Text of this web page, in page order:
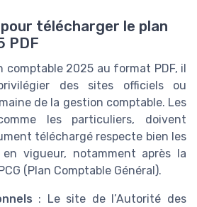
télécharger le plan
PDF
comptable 2025 au format PDF, il
des sites officiels ou
de la gestion comptable. Les
les particuliers, doivent
téléchargé respecte bien les
en vigueur, notamment après la
(Plan Comptable Général).
: Le site de l’Autorité des